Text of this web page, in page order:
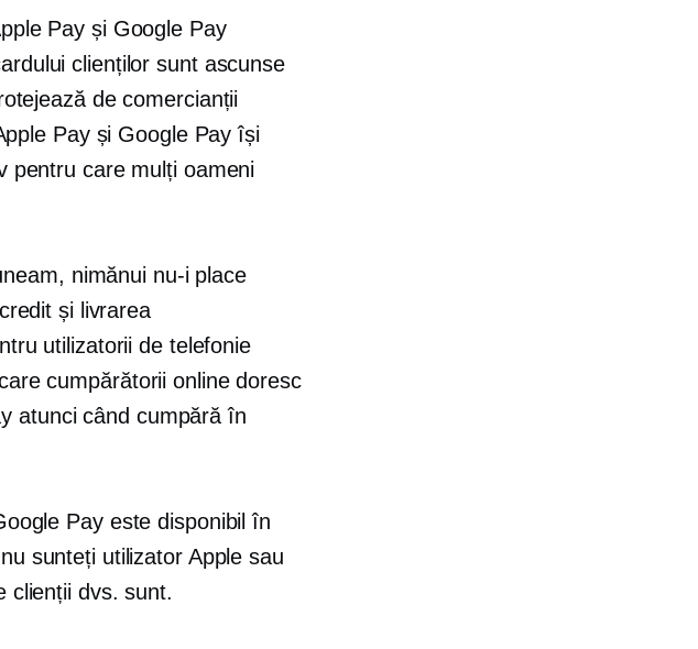
Pay și Google Pay
clienților sunt ascunse
de comercianții
Pay și Google Pay își
pentru care mulți oameni
nimănui nu-i place
și livrarea
utilizatorii de telefonie
cumpărătorii online doresc
atunci când cumpără în
Pay este disponibil în
sunteți utilizator Apple sau
clienții dvs. sunt.